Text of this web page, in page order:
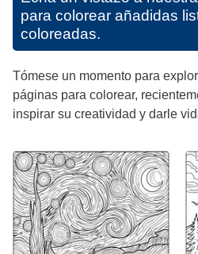
para colorear añadidas
coloreadas.
Tómese un momento para
páginas para colorear,
inspirar su creatividad y darle